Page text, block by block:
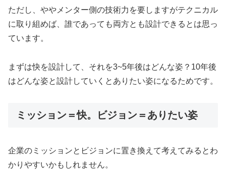
ただし、ややメンター側の技術力を要しますがテクニカル
に取り組めば、誰であっても両方とも設計できるとは思っ
ています。
まずは快を設計して、それを3~5年後はどんな姿？10年後
はどんな姿と設計していくとありたい姿になるためです。
ミッション＝快。ビジョン＝ありたい姿
企業のミッションとビジョンに置き換えて考えてみるとわ
かりやすいかもしれません。